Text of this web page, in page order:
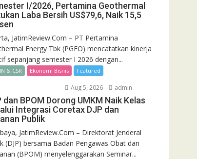
I/2026, Pertamina Geothermal
Laba Bersih US$79,6, Naik 15,5
JatimReview.Com – PT Pertamina
Energy Tbk (PGEO) mencatatkan kinerja
sepanjang semester I 2026 dengan...
& CSR Ekonomi Bisnis Featured
Aug 5, 2026 admin
dan BPOM Dorong UMKM Naik Kelas
Integrasi Coretax DJP dan
Publik
JatimReview.Com – Direktorat Jenderal
(DJP) bersama Badan Pengawas Obat dan
(BPOM) menyelenggarakan Seminar...